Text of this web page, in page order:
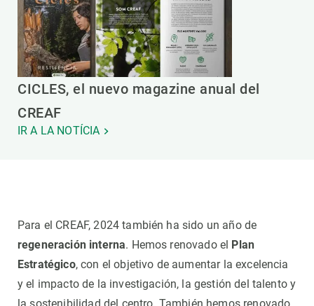
CICLES, el nuevo magazine anual del
CREAF
IR A LA NOTÍCIA
Para el CREAF, 2024 también ha sido un año de
regeneración interna. Hemos renovado el Plan
Estratégico, con el objetivo de aumentar la excelencia
y el impacto de la investigación, la gestión del talento y